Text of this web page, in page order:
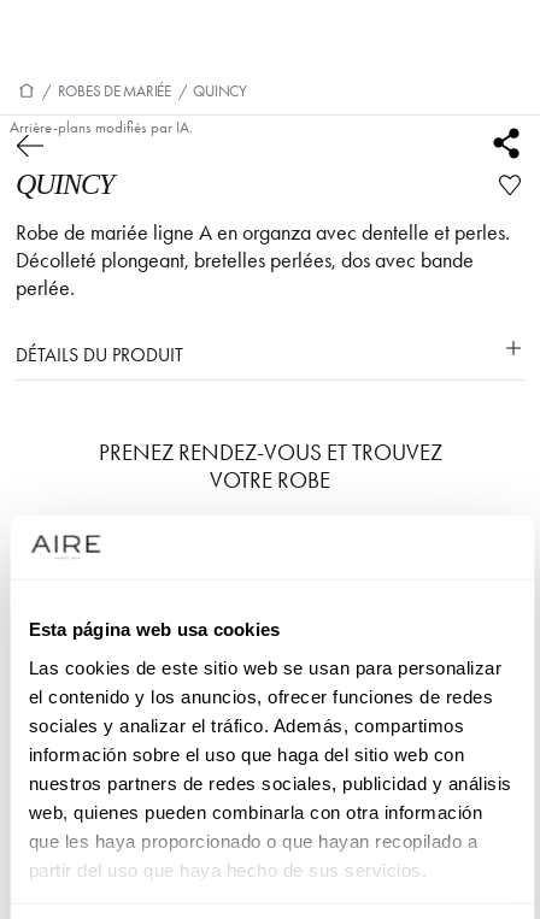
Esta página web usa cookies
Las cookies de este sitio web se usan para personalizar
el contenido y los anuncios, ofrecer funciones de redes
sociales y analizar el tráfico. Además, compartimos
información sobre el uso que haga del sitio web con
nuestros partners de redes sociales, publicidad y análisis
web, quienes pueden combinarla con otra información
que les haya proporcionado o que hayan recopilado a
partir del uso que haya hecho de sus servicios.
/ ROBES DE MARIÉE / QUINCY
Arrière-plans modifiés par IA.
QUINCY
Robe de mariée ligne A en organza avec dentelle et perles.
Décolleté plongeant, bretelles perlées, dos avec bande
perlée.
DÉTAILS DU PRODUIT
PRENEZ RENDEZ-VOUS ET TROUVEZ
VOTRE ROBE